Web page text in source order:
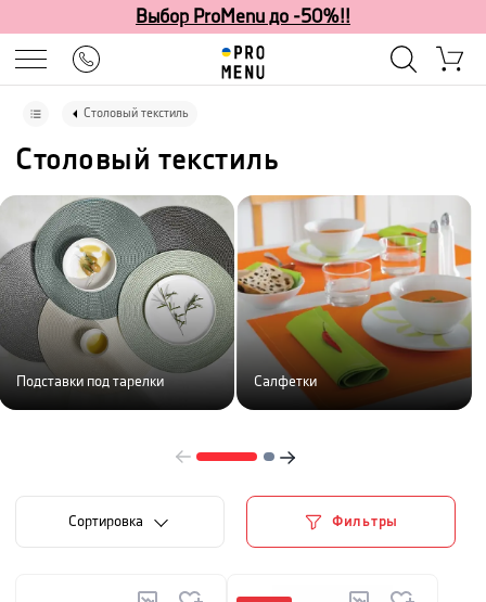
Выбор ProMenu до -50%!!
Столовый текстиль
Столовый текстиль
Подставки под тарелки Салфетки
Cортировка Фильтры